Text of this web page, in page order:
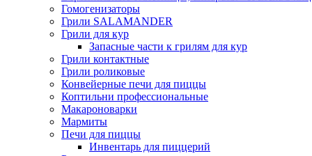
Гомогенизаторы
Грили SALAMANDER
Грили для кур
Запасные части к грилям для кур
Грили контактные
Грили роликовые
Конвейерные печи для пиццы
Коптильни профессиональные
Макароноварки
Мармиты
Печи для пиццы
Инвентарь для пиццерий